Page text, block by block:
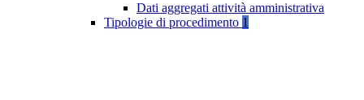
Dati aggregati attività amministrativa
Tipologie di procedimento 1